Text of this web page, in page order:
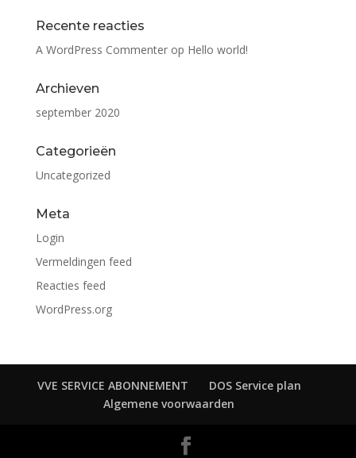
Recente reacties
A WordPress Commenterop Hello world!
Archieven
september 2020
Categorieën
Uncategorized
Meta
Login
Vermeldingen feed
Reacties feed
WordPress.org
VVE SERVICE ABONNEMENT
DOS Service plan
Algemene voorwaarden